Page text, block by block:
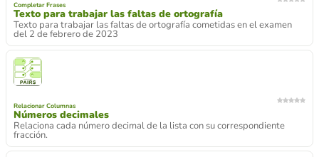
Completar Frases
Texto para trabajar las faltas de ortografía
Texto para trabajar las faltas de ortografía cometidas en el examen
del 2 de febrero de 2023
Relacionar Columnas
Números decimales
Relaciona cada número decimal de la lista con su correspondiente
fracción.